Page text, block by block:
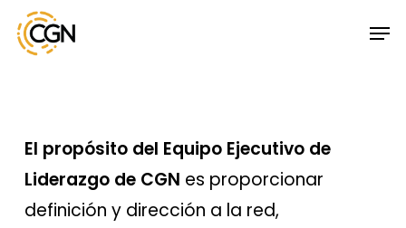
Skip
to
El propósito del Equipo Ejecutivo de
Liderazgo de CGN es proporcionar
definición y dirección a la red,